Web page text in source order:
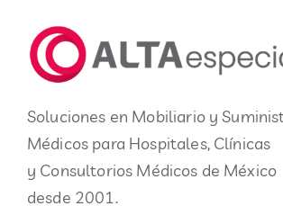
Soluciones en Mobiliario y
Médicos para Hospitales, Clínicas
y Consultorios Médicos de México
desde 2001.